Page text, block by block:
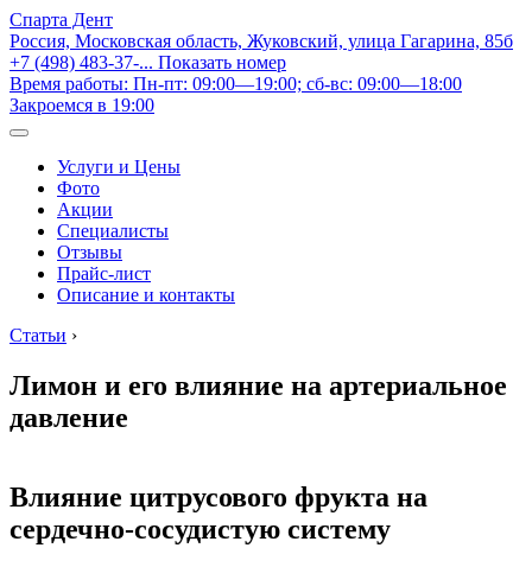
Спарта Дент
Россия, Московская область, Жуковский, улица Гагарина, 85б
+7 (498) 483-37-... Показать номер
Время работы: Пн-пт: 09:00—19:00; сб-вс: 09:00—18:00
Закроемся в 19:00
Услуги и Цены
Фото
Акции
Специалисты
Отзывы
Прайс-лист
Описание и контакты
Статьи ›
Лимон и его влияние на артериальное
давление
Влияние цитрусового фрукта на
сердечно-сосудистую систему